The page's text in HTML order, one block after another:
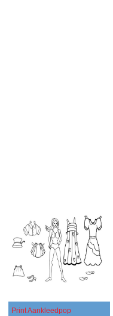
Print Aankleedpop